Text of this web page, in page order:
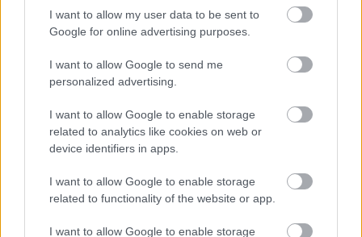
I want to allow my user data to be sent to
Google for online advertising purposes.
I want to allow Google to send me
personalized advertising.
I want to allow Google to enable storage
related to analytics like cookies on web or
device identifiers in apps.
I want to allow Google to enable storage
related to functionality of the website or app.
I want to allow Google to enable storage
### NYILAS
A szeptember friss energiákkal tölti fel a Nyilasokat, akik
így készen állnak új kihívásokra és kalandokra. Ez a hónap
különösen alkalmas arra, hogy karrierjükben előrelépést
érjenek el, vagy új projekteket indítsanak. A munkahelyi
rugalmas reagálás.
A romantikus kapcsolatok terén a Nyilasok számára most a